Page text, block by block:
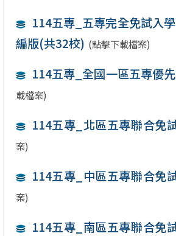
114五專_五專完全免試入
編版(共32校) (點擊下載檔案)
114五專_全國一區五專優
載檔案)
114五專_北區五專聯合免
案)
114五專_中區五專聯合免
案)
114五專_南區五專聯合免